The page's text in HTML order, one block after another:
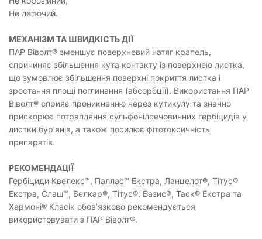
Не летючий.
МЕХАНІЗМ ТА ШВИДКІСТЬ ДІЇ
ПАР Віволт® зменшує поверхневий натяг крапель,
спричиняє збільшення кута контакту із поверхнею листка,
що зумовлює збільшення поверхні покриття листка і
зростання площі поглинання (абсорбції). Використання ПАР
Віволт® сприяє проникненню через кутикулу та значно
прискорює потрапляння сульфонілсечовинних гербіцидів у
листки бур’янів, а також посилює фітотоксичність
препаратів.
РЕКОМЕНДАЦІЇ
Гербіциди Квелекс™, Паллас™ Екстра, Ланцелот®, Тітус®
Екстра, Слаш™, Белкар®, Тітус®, Базис®, Таск® Екстра та
Хармоні® Класік обов’язково рекомендується
використовувати з ПАР Віволт®.